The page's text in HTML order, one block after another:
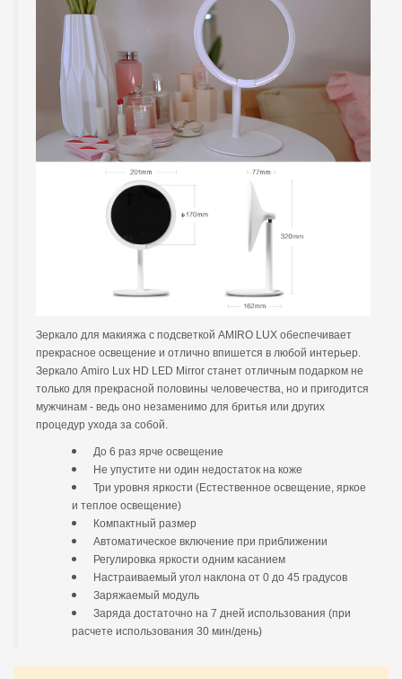
Зеркало для макияжа с подсветкой AMIRO LUX обеспечивает
прекрасное освещение и отлично впишется в любой интерьер.
Зеркало Amiro Lux HD LED Mirror станет отличным подарком не
только для прекрасной половины человечества, но и пригодится
мужчинам - ведь оно незаменимо для бритья или других
процедур ухода за собой.
До 6 раз ярче освещение
Не упустите ни один недостаток на коже
Три уровня яркости (Естественное освещение, яркое
и теплое освещение)
Компактный размер
Автоматическое включение при приближении
Регулировка яркости одним касанием
Настраиваемый угол наклона от 0 до 45 градусов
Заряжаемый модуль
Заряда достаточно на 7 дней использования (при
расчете использования 30 мин/день)